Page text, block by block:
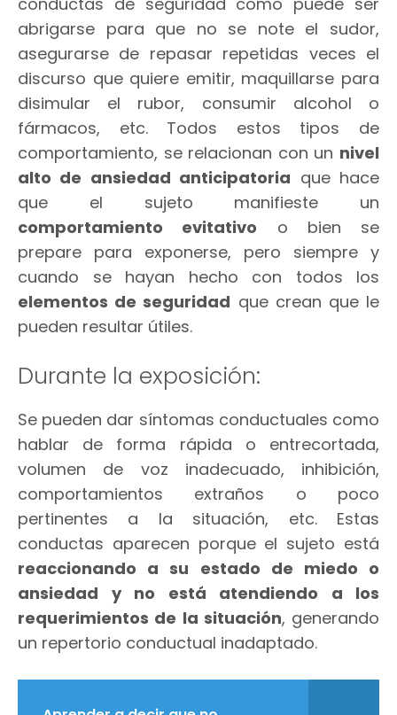
abrigarse para que no se note el sudor,
asegurarse de repasar repetidas veces el
discurso que quiere emitir, maquillarse para
disimular el rubor, consumir alcohol o
fármacos, etc. Todos estos tipos de
comportamiento, se relacionan con un nivel
alto de ansiedad anticipatoria que hace
que el sujeto manifieste un
comportamiento evitativo o bien se
prepare para exponerse, pero siempre y
cuando se hayan hecho con todos los
elementos de seguridad que crean que le
pueden resultar útiles.
Durante la exposición:
Se pueden dar síntomas conductuales como
hablar de forma rápida o entrecortada,
volumen de voz inadecuado, inhibición,
comportamientos extraños o poco
pertinentes a la situación, etc. Estas
conductas aparecen porque el sujeto está
reaccionando a su estado de miedo o
ansiedad y no está atendiendo a los
requerimientos de la situación, generando
un repertorio conductual inadaptado.